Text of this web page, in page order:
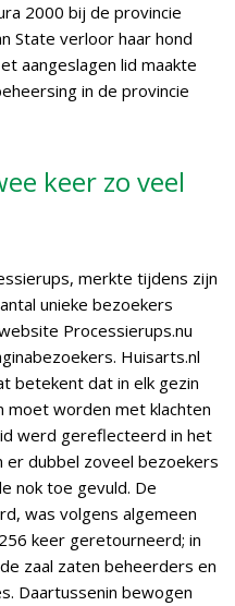
2000 bij de provincie
State verloor haar hond
aangeslagen lid maakte
in de provincie
keer zo veel
merkte tijdens zijn
unieke bezoekers
Processierups.nu
Huisarts.nl
betekent dat in elk gezin
moet worden met klachten
werd gereflecteerd in het
er dubbel zoveel bezoekers
nok toe gevuld. De
was volgens algemeen
keer geretourneerd; in
zaal zaten beheerders en
Daartussenin bewogen